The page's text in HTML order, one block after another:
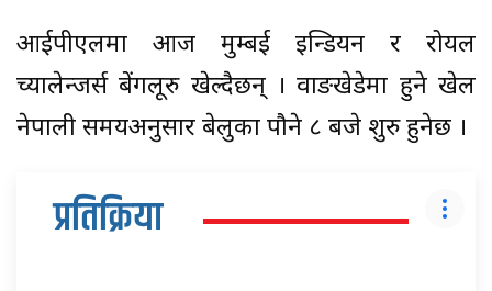
आईपीएलमा आज मुम्बई इन्डियन र रोयल
च्यालेन्जर्स बेंगलूरु खेल्दैछन् । वाङखेडेमा हुने खेल
नेपाली समयअनुसार बेलुका पौने ८ बजे शुरु हुनेछ ।
प्रतिक्रिया